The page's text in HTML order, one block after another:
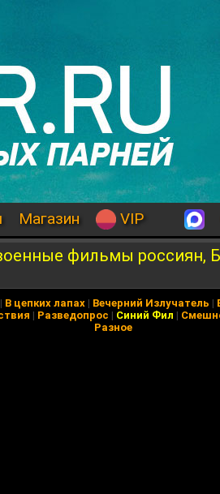
Магазин VIP
фильмы россиян,
| В цепких лапах | Вечерний Излучатель |
| Разведопрос | Синий Фил |
Разное